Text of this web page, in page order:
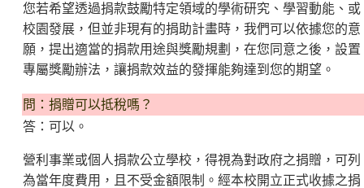
您若希望透過捐款鼓勵特定領域的學術研究、學習動能、或
校園發展，但並非現有的捐助計畫時，我們可以依據您的意
願，提出適當的捐款用途與獎勵規劃，在您同意之後，設置
專屬獎勵辦法，讓捐款效益的發揮能夠達到您的期望。
問：捐贈可以抵稅嗎？
答：可以。
營利事業或個人捐款公立學校，得視為對政府之捐贈，可列
為當年度費用，且不受金額限制。經本校開立正式收據之捐